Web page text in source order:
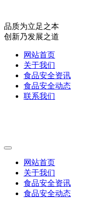
品质为立足之本
创新乃发展之道
网站首页
关于我们
食品安全资讯
食品安全动态
联系我们
网站首页
关于我们
食品安全资讯
食品安全动态